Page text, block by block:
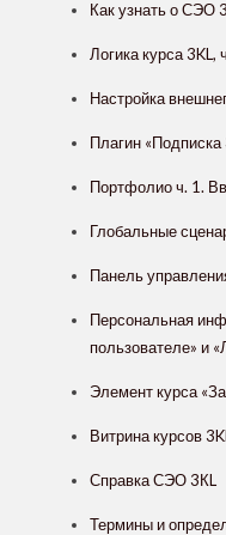
Как узнать о СЭО
Логика курса 3KL,
Настройка
Плагин «Подписка
Портфолио ч. 1.
Глобальные
Панель
Персональная
пользователе» и
Элемент курса
Витрина курсов
Справка СЭО 3КL
Термины и